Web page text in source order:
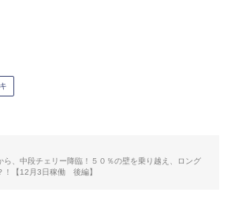
、中段チェリー降臨！５０％の壁を乗り越え、ロング
！【12月3日稼働 後編】